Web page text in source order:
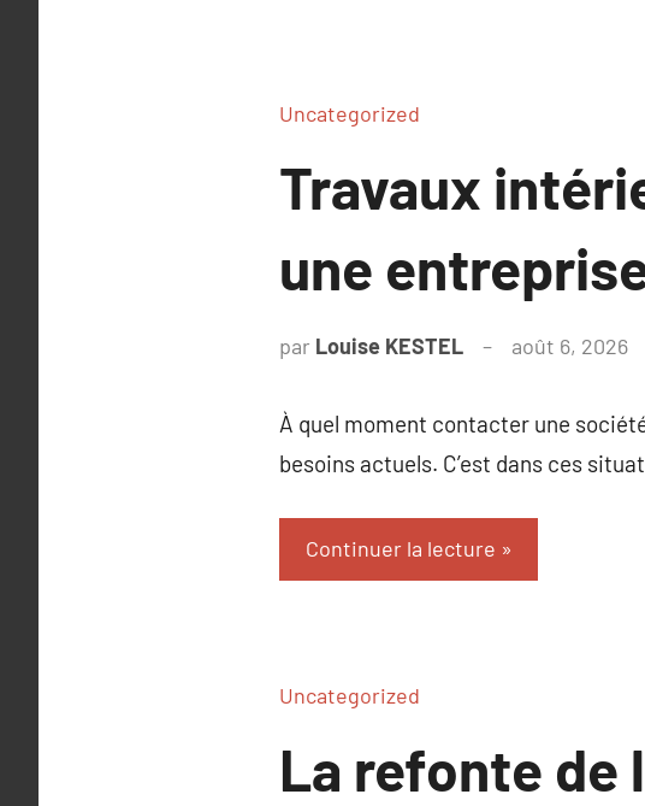
Uncategorized
Travaux
une
par Louise KESTEL août 6, 2026
À quel moment contacter une
besoins actuels. C’est dans ces
Continuer la lecture
Uncategorized
La refonte de